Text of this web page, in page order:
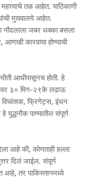
तळ आहेत. याठिकाणी
मुख्यालये आहेत.
नौदलाला जबर धक्का बसला
कारवाया होण्याची
आधीपासूनच होती. हे
३० मिग-२९के लढाऊ
विध्वंसक, फ्रिगेट्स, इंधन
युद्धनौक पाण्यातील संपूर्ण
आहे की, कोणताही हल्ला
दिलं जाईल. संपूर्ण
आहे, तर पाकिस्तानमध्ये